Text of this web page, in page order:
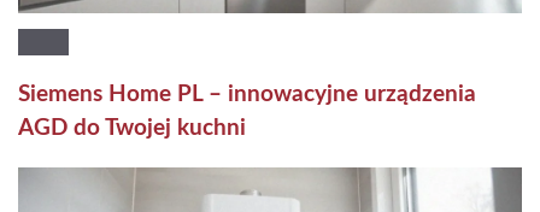
Siemens Home PL – innowacyjne urządzenia
AGD do Twojej kuchni